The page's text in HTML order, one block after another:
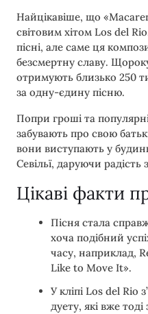
Найцікавіше, що
світовим хітом Los del
пісні, але саме ця
безсмертну славу.
отримують близько 250
за одну-єдину пісню.
Попри гроші та
забувають про свою
вони виступають у
Севільї, даруючи радість
Цікаві факти
Пісня стала
хоча подібний
часу, наприклад,
Like to Move It».
У кліпі Los del Rio
дуету, які вже